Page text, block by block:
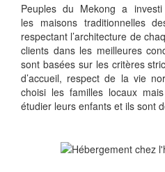
Peuples du Mekong a investi
les maisons traditionnelles
respectant l’architecture de
clients dans les meilleures
sont basées sur les critères
d’accueil, respect de la vie
choisi les familles locaux
étudier leurs enfants et ils sont